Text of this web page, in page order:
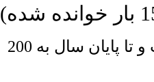
شده )
خريد تجهيزات براي صد هزار گوشي انجام گرفته است و تا پايان سال به 200